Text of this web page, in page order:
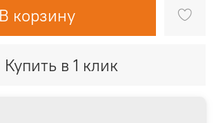
В корзину
Купить в 1 клик